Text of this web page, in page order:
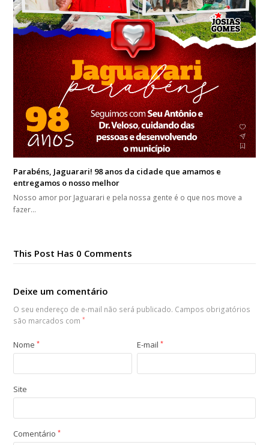
Parabéns, Jaguarari! 98 anos da cidade que amamos e
entregamos o nosso melhor
Nosso amor por Jaguarari e pela nossa gente é o que nos move a
fazer…
This Post Has 0 Comments
Deixe um comentário
O seu endereço de e-mail não será publicado. Campos obrigatórios
são marcados com*
Nome* E-mail*
Site
Comentário*